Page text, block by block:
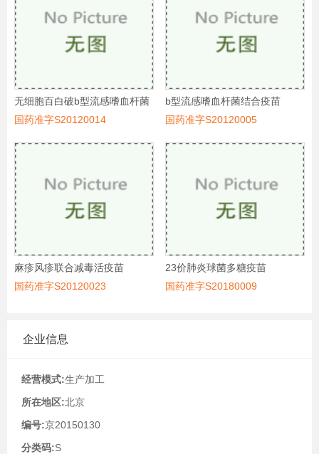
无细胞百白破b型流感嗜血杆菌
联合疫苗
国药准字S20120014
b型流感嗜血杆菌结合疫苗
国药准字S20120005
麻疹风疹联合减毒活疫苗
国药准字S20120023
23价肺炎球菌多糖疫苗
国药准字S20180009
企业信息
经营模式:生产加工
所在地区:北京
编号:京20150130
分类码:S